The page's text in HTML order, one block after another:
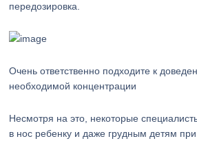
передозировка.
Очень ответственно подходите к
необходимой концентрации
Несмотря на это, некоторые
в нос ребенку и даже грудным детям